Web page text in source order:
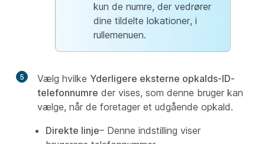
kun de numre, der vedrører
dine tildelte lokationer, i
rullemenuen.
5 Vælg hvilke Yderligere eksterne opkalds-ID-
telefonnumre der vises, som denne bruger kan
vælge, når de foretager et udgående opkald.
Direkte linje– Denne indstilling viser